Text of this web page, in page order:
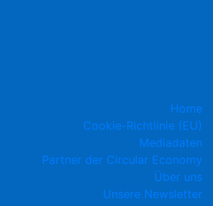
Home
Cookie-Richtlinie (EU)
Mediadaten
Partner der Circular Economy
Über uns
Unsere Newsletter